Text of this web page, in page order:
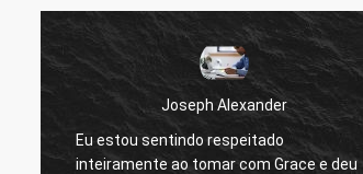
Joseph Alexander
Eu estou sentindo respeitado
inteiramente ao tomar com Grace e deu